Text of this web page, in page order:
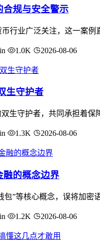
合规与安全警示
行业广泛关注，这一案
1.0K 2026-08-06
生守护者
双生守护者，共同承担着
1.3K 2026-08-06
融的概念边界
包”等核心概念，误将加
1.2K 2026-08-06